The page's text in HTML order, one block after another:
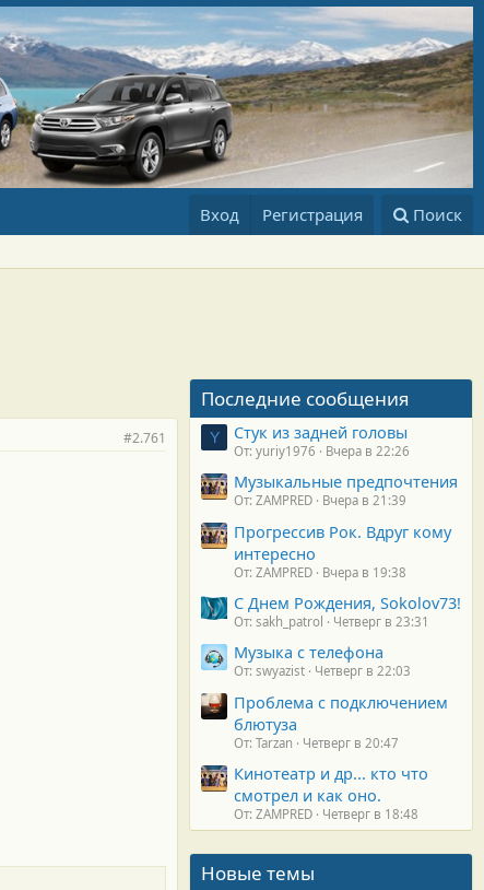
Вход Регистрация Поиск
#2.761
Последние сообщения
Y Стук из задней головы
От: yuriy1976 Вчера в 22:26
Музыкальные предпочтения
От: ZAMPRED Вчера в 21:39
Прогрессив Рок. Вдруг кому
интересно
От: ZAMPRED Вчера в 19:38
С Днем Рождения, Sokolov73!
От: sakh_patrol Четверг в 23:31
Музыка с телефона
От: swyazist Четверг в 22:03
Проблема с подключением
блютуза
От: Tarzan Четверг в 20:47
Кинотеатр и др... кто что
смотрел и как оно.
От: ZAMPRED Четверг в 18:48
Новые темы